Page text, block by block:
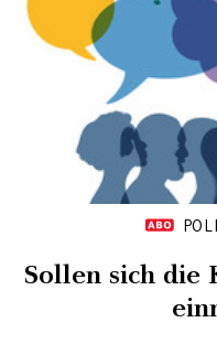
Sollen sich